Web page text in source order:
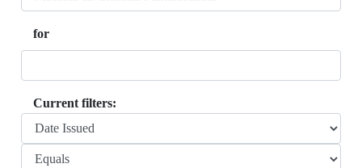
for
Current filters: